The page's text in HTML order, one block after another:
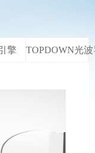
擎 TOPDOWN光